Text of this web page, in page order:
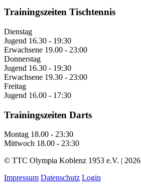
Trainingszeiten Tischtennis
Dienstag
Jugend 16.30 - 19:30
Erwachsene 19.00 - 23:00
Donnerstag
Jugend 16.30 - 19:30
Erwachsene 19.30 - 23:00
Freitag
Jugend 16.00 - 17:30
Trainingszeiten Darts
Montag 18.00 - 23:30
Mittwoch 18.00 - 23:30
© TTC Olympia Koblenz 1953 e.V. | 2026
Impressum Datenschutz Login